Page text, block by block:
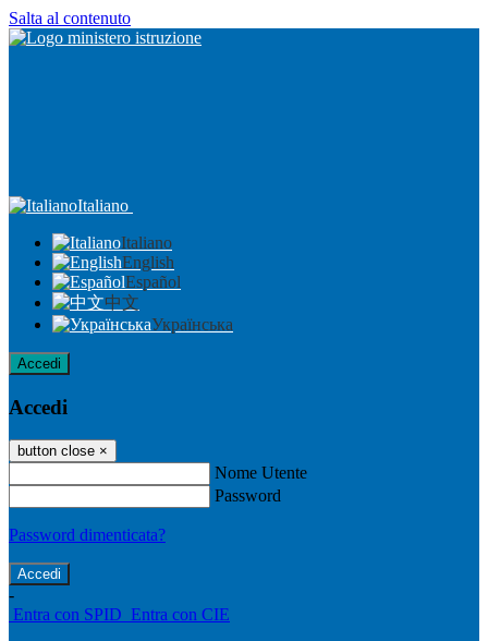
Salta al contenuto
Italiano
Italiano
English
Español
中文
Українська
Accedi
Accedi
button close ×
Nome Utente
Password
Password dimenticata?
-
Entra con SPID Entra con CIE